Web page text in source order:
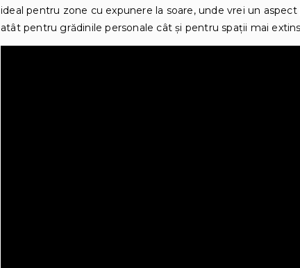
ideal pentru zone cu expunere la soare, unde vrei un
atât pentru grădinile personale cât şi pentru spaţii mai